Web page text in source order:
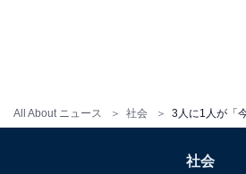
All About ニュース 社会
71.3％、最多は30代の75.3％でし
色々な仕事を試せるような機会が
社会